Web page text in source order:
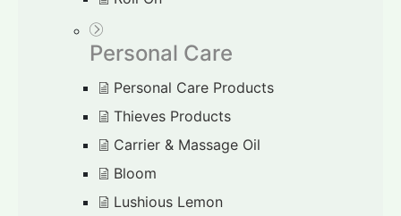
Personal Care
Personal Care Products
Thieves Products
Carrier & Massage Oil
Bloom
Lushious Lemon